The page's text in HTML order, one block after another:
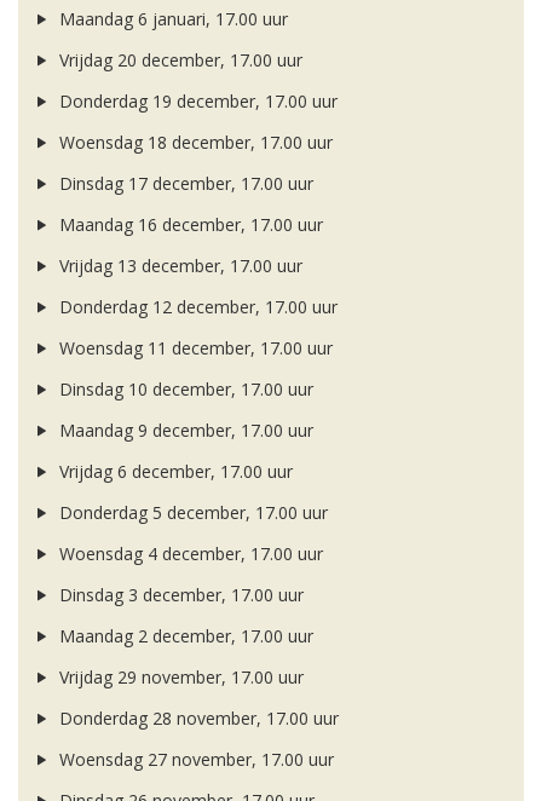
Maandag 6 januari, 17.00 uur
Vrijdag 20 december, 17.00 uur
Donderdag 19 december, 17.00 uur
Woensdag 18 december, 17.00 uur
Dinsdag 17 december, 17.00 uur
Maandag 16 december, 17.00 uur
Vrijdag 13 december, 17.00 uur
Donderdag 12 december, 17.00 uur
Woensdag 11 december, 17.00 uur
Dinsdag 10 december, 17.00 uur
Maandag 9 december, 17.00 uur
Vrijdag 6 december, 17.00 uur
Donderdag 5 december, 17.00 uur
Woensdag 4 december, 17.00 uur
Dinsdag 3 december, 17.00 uur
Maandag 2 december, 17.00 uur
Vrijdag 29 november, 17.00 uur
Donderdag 28 november, 17.00 uur
Woensdag 27 november, 17.00 uur